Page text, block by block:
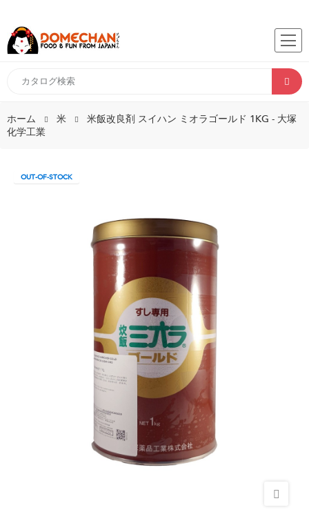
ホーム 米
米飯改良剤 スイハン ミオラゴールド 1KG - 大塚
化学工業
OUT-OF-STOCK